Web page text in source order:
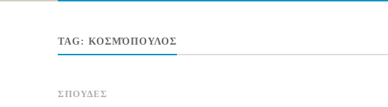
TAG: ΚΟΣΜΌΠΟΥΛΟΣ
ΣΠΟΥΔΕΣ